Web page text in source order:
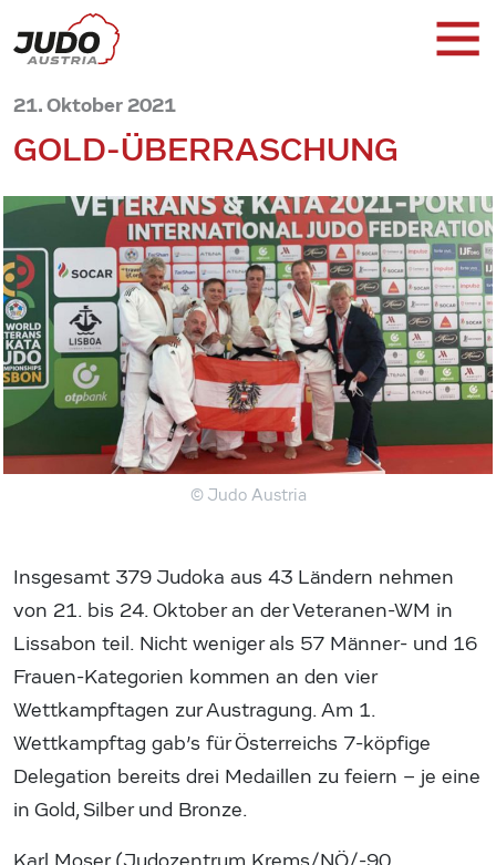
21. Oktober 2021
GOLD-ÜBERRASCHUNG
© Judo Austria
Insgesamt 379 Judoka aus 43 Ländern nehmen
von 21. bis 24. Oktober an der Veteranen-WM in
Lissabon teil. Nicht weniger als 57 Männer- und 16
Frauen-Kategorien kommen an den vier
Wettkampftagen zur Austragung. Am 1.
Wettkampftag gab’s für Österreichs 7-köpfige
Delegation bereits drei Medaillen zu feiern – je eine
in Gold, Silber und Bronze.